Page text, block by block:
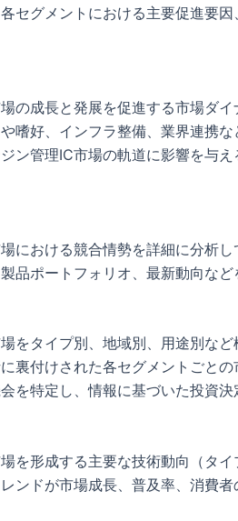
セグメントにおける主要促進要
の成長と発展を促進する市場ダ
嗜好、インフラ整備、業界連携
ン管理IC市場の軌道に影響を与
における競合情勢を詳細に分析
品ポートフォリオ、最新動向など
をタイプ別、地域別、用途別な
裏付けされた各セグメントごと
を特定し、情報に基づいた投資決
を形成する主要な技術動向（タ
ンドが市場成長、普及率、消費